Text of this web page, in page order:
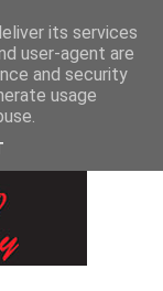
its services
user-agent are
and security
usage